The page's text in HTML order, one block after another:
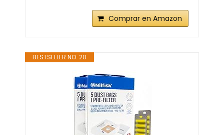
Comprar en Amazon
BESTSELLER NO. 20